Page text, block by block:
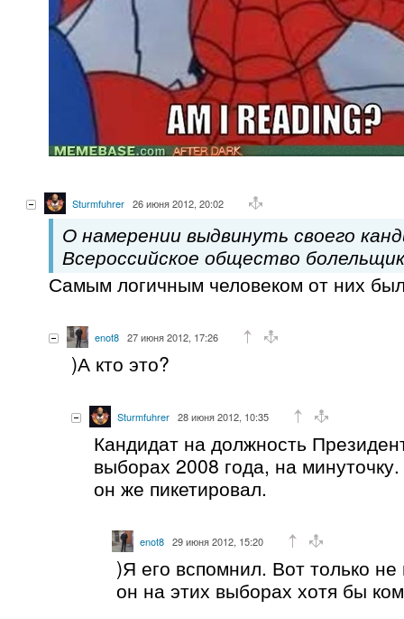
Sturmfuhrer 26 июня 2012, 20:02
О намерении выдвинуть своего
Всероссийское общество
Самым логичным человеком от них
enot8 27 июня 2012, 17:26
)А кто это?
Sturmfuhrer 28 июня 2012, 10:35
Кандидат на должность
выборах 2008 года, на
он же пикетировал.
enot8 29 июня 2012, 15:20
)Я его вспомнил. Вот только
он на этих выборах хотя бы